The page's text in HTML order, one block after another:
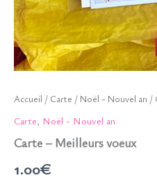
Accueil / Carte / Noël - Nouvel an /
Carte, Noël - Nouvel an
Carte – Meilleurs voeux
1.00€